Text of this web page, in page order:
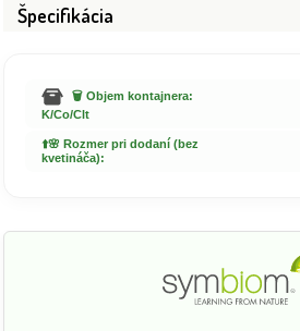
Špecifikácia
🗑️ Objem kontajnera:
K/Co/Clt
⬆️🌸 Rozmer pri dodaní (bez
kvetináča):